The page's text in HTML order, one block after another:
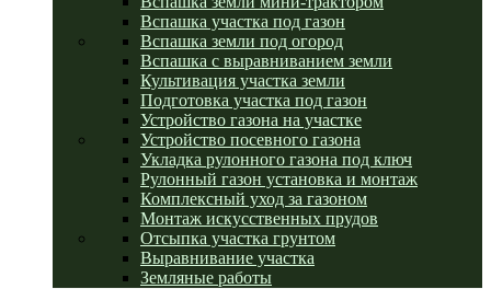
Вспашка участка под газон
Вспашка земли под огород
Вспашка с выравниванием земли
Культивация участка земли
Подготовка участка под газон
Устройство газона на участке
Устройство посевного газона
Укладка рулонного газона под ключ
Рулонный газон установка и монтаж
Комплексный уход за газоном
Монтаж искусственных прудов
Отсыпка участка грунтом
Выравнивание участка
Земляные работы